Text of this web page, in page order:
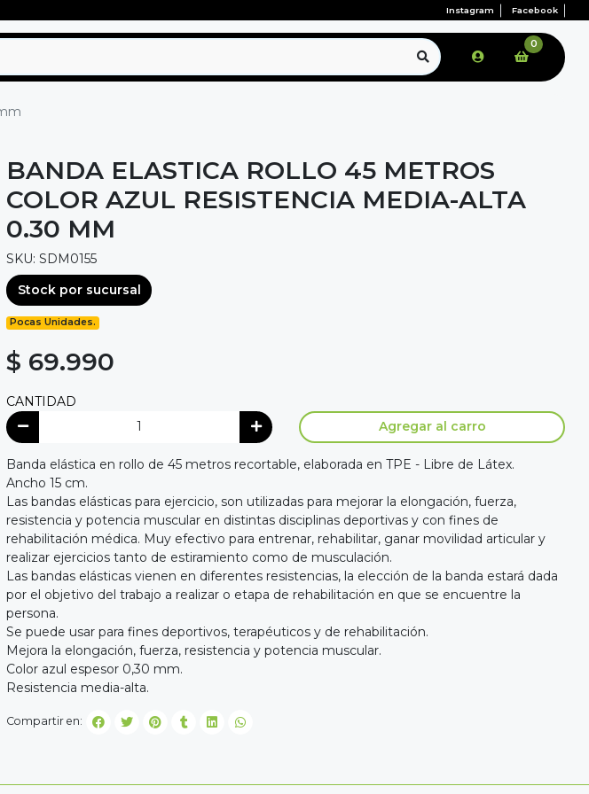
Instagram Facebook
0
BANDA ELASTICA ROLLO 45 METROS
COLOR AZUL RESISTENCIA MEDIA-ALTA
0.30 MM
SKU: SDM0155
Stock por sucursal
Pocas Unidades.
$ 69.990
CANTIDAD
Agregar al carro
Banda elástica en rollo de 45 metros recortable, elaborada en TPE - Libre de Látex.
Ancho 15 cm.
Las bandas elásticas para ejercicio, son utilizadas para mejorar la elongación, fuerza,
resistencia y potencia muscular en distintas disciplinas deportivas y con fines de
rehabilitación médica. Muy efectivo para entrenar, rehabilitar, ganar movilidad articular y
realizar ejercicios tanto de estiramiento como de musculación.
Las bandas elásticas vienen en diferentes resistencias, la elección de la banda estará dada
por el objetivo del trabajo a realizar o etapa de rehabilitación en que se encuentre la
persona.
Se puede usar para fines deportivos, terapéuticos y de rehabilitación.
Mejora la elongación, fuerza, resistencia y potencia muscular.
Color azul espesor 0,30 mm.
Resistencia media-alta.
Compartir en: